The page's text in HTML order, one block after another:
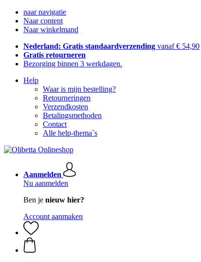
naar navigatie
Naar content
Naar winkelmand
Nederland: Gratis standaardverzending vanaf € 54,90
Gratis retourneren
Bezorging binnen 3 werkdagen.
Help
Waar is mijn bestelling?
Retourneringen
Verzendkosten
Betalingsmethoden
Contact
Alle help-thema`s
Aanmelden
Nu aanmelden
Ben je nieuw hier?
Account aanmaken